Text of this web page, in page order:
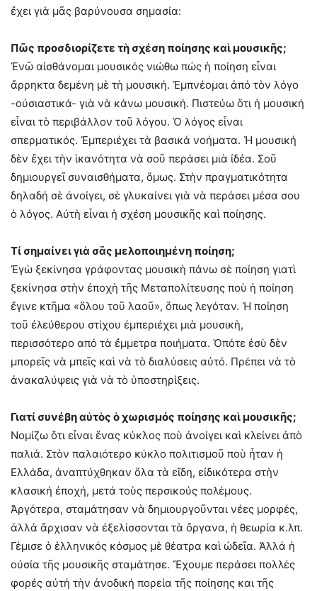
ἔχει γιὰ μᾶς βαρύνουσα σημασία:
Πῶς προσδιορίζετε τὴ σχέση ποίησης καὶ μουσικῆς;
Ἐνῶ αἰσθάνομαι μουσικός νιώθω πώς ἡ ποίηση εἶναι
ἄρρηκτα δεμένη μὲ τὴ μουσική. Ἐμπνέομαι ἀπό τὸν λόγο
-οὐσιαστικά- γιὰ νὰ κάνω μουσική. Πιστεύω ὅτι ἡ μουσική
εἶναι τὸ περιβάλλον τοῦ λόγου. Ὁ λόγος εἶναι
σπερματικός. Ἐμπεριέχει τὰ βασικά νοήματα. Ἡ μουσική
δὲν ἔχει τὴν ἱκανότητα νὰ σοῦ περάσει μιὰ ἰδέα. Σοῦ
δημιουργεῖ συναισθήματα, ὅμως. Στὴν πραγματικότητα
δηλαδή σὲ ἀνοίγει, σὲ γλυκαίνει γιὰ νὰ περάσει μέσα σου
ὁ λόγος. Αὐτὴ εἶναι ἡ σχέση μουσικῆς καὶ ποίησης.
Τί σημαίνει γιὰ σᾶς μελοποιημένη ποίηση;
Ἐγὼ ξεκίνησα γράφοντας μουσικὴ πάνω σὲ ποίηση γιατὶ
ξεκίνησα στὴν ἐποχὴ τῆς Μεταπολίτευσης ποὺ ἡ ποίηση
ἔγινε κτῆμα «ὅλου τοῦ λαοῦ», ὅπως λεγόταν. Ἡ ποίηση
τοῦ ἐλεύθερου στίχου ἐμπεριέχει μιὰ μουσικὴ,
περισσότερο από τὰ ἔμμετρα ποιήματα. Ὁπότε ἐσὺ δὲν
μπορεῖς νὰ μπεῖς καὶ νὰ τὸ διαλύσεις αὐτό. Πρέπει νὰ τὸ
ἀνακαλύψεις γιὰ νὰ τὸ ὑποστηρίξεις.
Γιατί συνέβη αὐτὸς ὁ χωρισμός ποίησης καὶ μουσικῆς;
Νομίζω ὅτι εἶναι ἕνας κύκλος ποὺ ἀνοίγει καὶ κλείνει ἀπὸ
παλιά. Στὸν παλαιότερο κύκλο πολιτισμοῦ ποὺ ἦταν ἡ
Ελλάδα, ἀναπτύχθηκαν ὅλα τὰ εἴδη, εἰδικότερα στὴν
κλασική ἐποχή, μετά τοὺς περσικούς πολέμους.
Ἀργότερα, σταμάτησαν νὰ δημιουργοῦνται νέες μορφές,
ἀλλά ἄρχισαν νὰ ἐξελίσσονται τὰ ὄργανα, ἡ θεωρία κ.λπ.
Γέμισε ὁ ἑλληνικός κόσμος μὲ θέατρα καὶ ὠδεῖα. Ἀλλά ἡ
οὐσία τῆς μουσικῆς σταμάτησε. Ἔχουμε περάσει πολλές
φορές αὐτή τὴν ἀνοδική πορεία τῆς ποίησης και τῆς